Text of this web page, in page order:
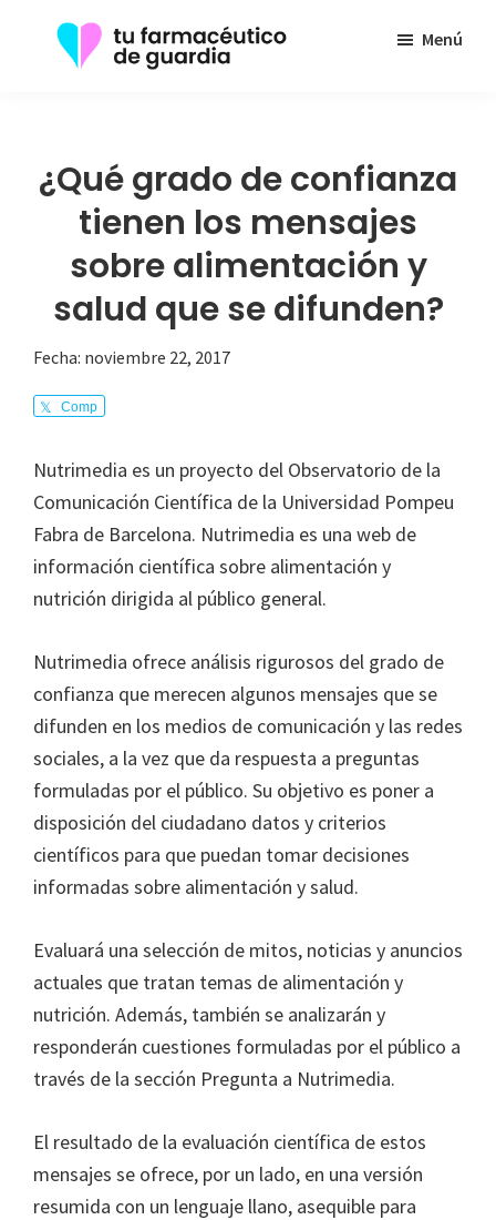
Guardia
información
que
necesita
sobre
enfermedad
Menú
¿Qué grado de confianza
tienen los mensajes
sobre alimentación y
salud que se difunden?
Fecha: noviembre 22, 2017
Comp
Nutrimedia es un proyecto del Observatorio de la
Comunicación Científica de la Universidad Pompeu
Fabra de Barcelona. Nutrimedia es una web de
información científica sobre alimentación y
nutrición dirigida al público general.
Nutrimedia ofrece análisis rigurosos del grado de
confianza que merecen algunos mensajes que se
difunden en los medios de comunicación y las redes
sociales, a la vez que da respuesta a preguntas
formuladas por el público. Su objetivo es poner a
disposición del ciudadano datos y criterios
científicos para que puedan tomar decisiones
informadas sobre alimentación y salud.
Evaluará una selección de mitos, noticias y anuncios
actuales que tratan temas de alimentación y
nutrición. Además, también se analizarán y
responderán cuestiones formuladas por el público a
través de la sección Pregunta a Nutrimedia.
El resultado de la evaluación científica de estos
mensajes se ofrece, por un lado, en una versión
resumida con un lenguaje llano, asequible para